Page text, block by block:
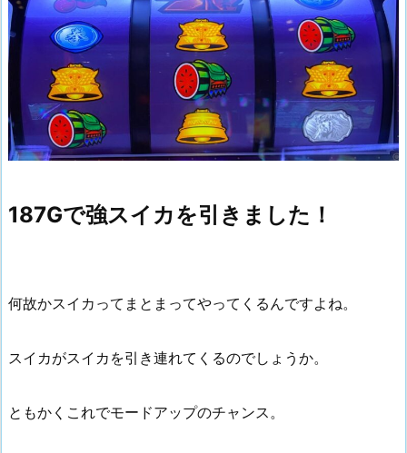
187Gで強スイカを引きました！
何故かスイカってまとまってやってくるんですよね。
スイカがスイカを引き連れてくるのでしょうか。
ともかくこれでモードアップのチャンス。